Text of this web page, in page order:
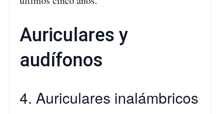
Auriculares y
audífonos
4. Auriculares inalámbricos